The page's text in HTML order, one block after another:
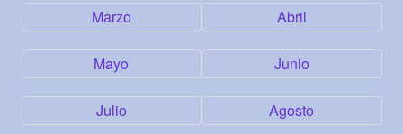
Marzo Abril
Mayo Junio
Julio Agosto